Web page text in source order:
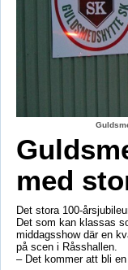
med
Det stora 100-
Det som kan klassas
middagsshow där en
på scen i Råsshallen.
– Det kommer att bli